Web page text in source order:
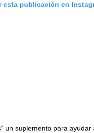
esta publicación en
un suplemento para